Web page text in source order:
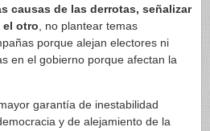
causas de las derrotas, señalizar
el otro , no plantear temas
porque alejan electores ni
en el gobierno porque afectan la
garantía de inestabilidad
y de alejamiento de la